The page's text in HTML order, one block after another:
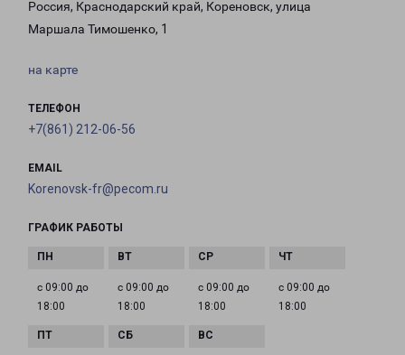
Россия, Краснодарский край, Кореновск, улица
Маршала Тимошенко, 1
на карте
ТЕЛЕФОН
+7(861) 212-06-56
EMAIL
Korenovsk-fr@pecom.ru
ГРАФИК РАБОТЫ
с 09:00 до
18:00
с 09:00 до
18:00
с 09:00 до
18:00
с 09:00 до
18:00